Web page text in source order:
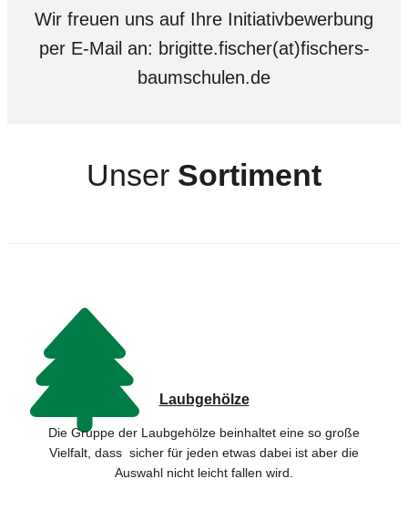
Wir freuen uns auf Ihre Initiativbewerbung
per E-Mail an: brigitte.fischer(at)fischers-
baumschulen.de
Unser Sortiment
Laubgehölze
Die Gruppe der Laubgehölze beinhaltet eine so große
Vielfalt, dass sicher für jeden etwas dabei ist aber die
Auswahl nicht leicht fallen wird.